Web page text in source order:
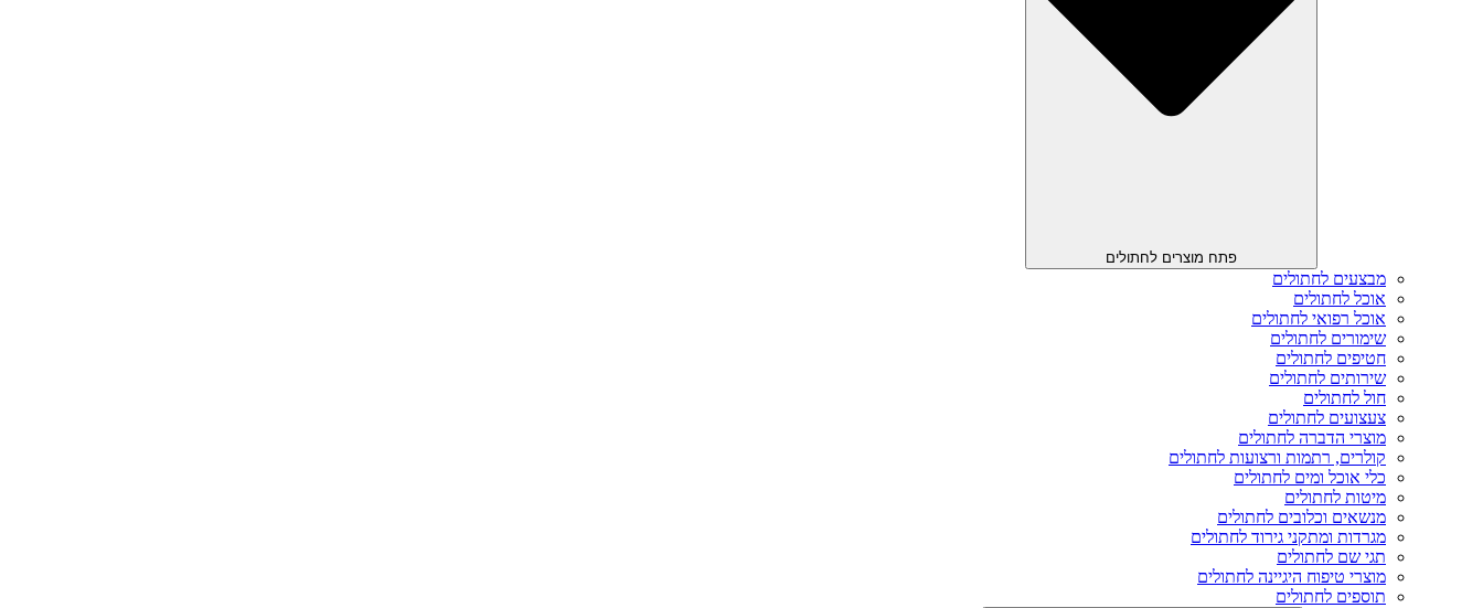
פתח מוצרים לחתולים
מבצעים לחתולים
אוכל לחתולים
אוכל רפואי לחתולים
שימורים לחתולים
חטיפים לחתולים
שירותים לחתולים
חול לחתולים
צעצועים לחתולים
מוצרי הדברה לחתולים
קולרים, רתמות ורצועות לחתולים
כלי אוכל ומים לחתולים
מיטות לחתולים
מנשאים וכלובים לחתולים
מגרדות ומתקני גירוד לחתולים
תגי שם לחתולים
מוצרי טיפוח היגיינה לחתולים
תוספים לחתולים